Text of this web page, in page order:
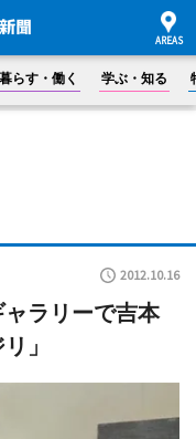
暮らす・働く 学ぶ・知る
2012.10.16
ラリーで吉本
」